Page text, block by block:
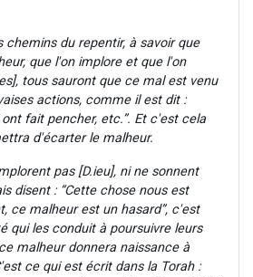
chemins du repentir, à savoir que
que l'on implore et que l'on
tous sauront que ce mal est venu
actions, comme il est dit :
fait pencher, etc.”. Et c'est cela
d'écarter le malheur.
pas [D.ieu], ni ne sonnent
disent : “Cette chose nous est
ce malheur est un hasard”, c'est
qui les conduit à poursuivre leurs
malheur donnera naissance à
ce qui est écrit dans la Torah :